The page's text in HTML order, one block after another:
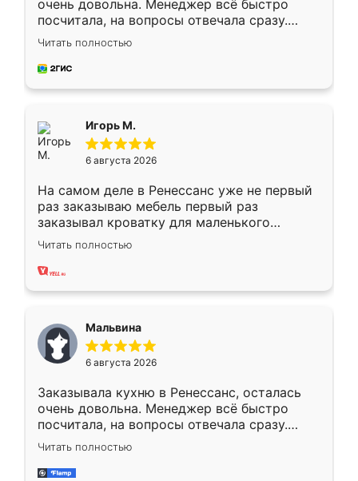
очень довольна. Менеджер всё быстро
посчитала, на вопросы отвечала сразу.
Замерщик приехал в субботу, подошёл к
делу со всей ответственностью. Собрали
за день, ребята работали аккуратно, даже
Читать полностью
Игорь М.
6 августа 2026
На самом деле в Ренессанс уже не первый
раз заказываю мебель первый раз
заказывал кроватку для маленького
ребёнка при его рождении ,во второй раз
заказал шкаф-купе. По качеству очень
хорошее сборка достаточно быстрая,
меньше, здесь же он более разнообразный.
Мне нравится ,если что-то потребуется из
мебели буду заказывать только здесь.
Читать полностью
Мальвина
6 августа 2026
Заказывала кухню в Ренессанс, осталась
очень довольна. Менеджер всё быстро
посчитала, на вопросы отвечала сразу.
Замерщик приехал в субботу, подошёл к
делу со всей ответственностью. Собрали
за день, ребята работали аккуратно, даже
Читать полностью